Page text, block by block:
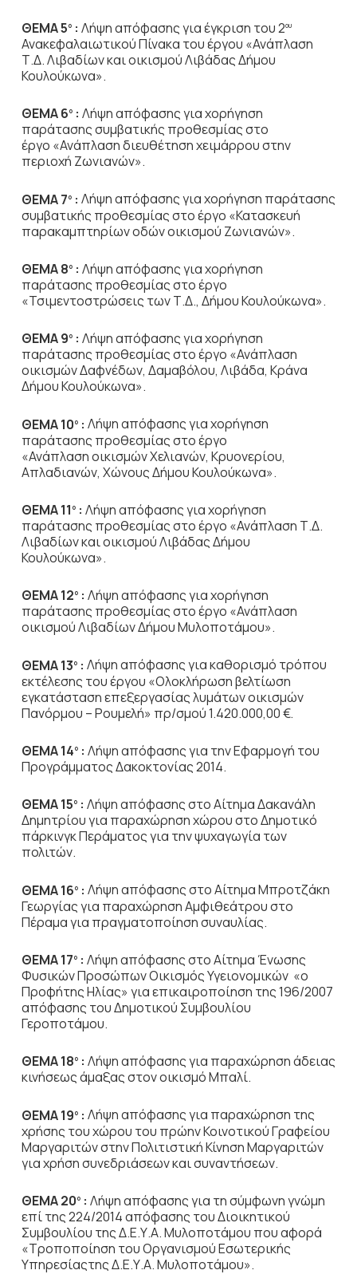
ΘΕΜΑ 5ο: Λήψη απόφασης για έγκριση του 2ου
Ανακεφαλαιωτικού Πίνακα του έργου «Ανάπλαση
Τ.Δ. Λιβαδίων και οικισμού Λιβάδας Δήμου
Κουλούκωνα».
ΘΕΜΑ 6ο: Λήψη απόφασης για χορήγηση
παράτασης συμβατικής προθεσμίας στο
έργο «Ανάπλαση διευθέτηση χειμάρρου στην
περιοχή Ζωνιανών».
ΘΕΜΑ 7ο: Λήψη απόφασης για χορήγηση παράτασης
συμβατικής προθεσμίας στο έργο «Κατασκευή
παρακαμπτηρίων οδών οικισμού Ζωνιανών».
ΘΕΜΑ 8ο: Λήψη απόφασης για χορήγηση
παράτασης προθεσμίας στο έργο
«Τσιμεντοστρώσεις των Τ.Δ., Δήμου Κουλούκωνα».
ΘΕΜΑ 9ο: Λήψη απόφασης για χορήγηση
παράτασης προθεσμίας στο έργο «Ανάπλαση
οικισμών Δαφνέδων, Δαμαβόλου, Λιβάδα, Κράνα
Δήμου Κουλούκωνα».
ΘΕΜΑ 10ο: Λήψη απόφασης για χορήγηση
παράτασης προθεσμίας στο έργο
«Ανάπλασηοικισμών Χελιανών, Κρυονερίου,
Απλαδιανών, Χώνους Δήμου Κουλούκωνα».
ΘΕΜΑ 11 ο: Λήψη απόφασης για χορήγηση
παράτασης προθεσμίας στο έργο «Ανάπλαση Τ.Δ.
Λιβαδίων και οικισμού Λιβάδας Δήμου
Κουλούκωνα».
ΘΕΜΑ 12ο: Λήψη απόφασης για χορήγηση
παράτασης προθεσμίας στο έργο «Ανάπλαση
οικισμού Λιβαδίων Δήμου Μυλοποτάμου».
ΘΕΜΑ 13ο: Λήψη απόφασης για καθορισμό τρόπου
εκτέλεσης του έργου «Ολοκλήρωσηβελτίωση
εγκατάσταση επεξεργασίας λυμάτων οικισμών
Πανόρμου – Ρουμελή» πρ/σμού 1.420.000,00 €.
ΘΕΜΑ 14ο: Λήψη απόφασης για την Εφαρμογή του
Προγράμματος Δακοκτονίας 2014.
ΘΕΜΑ 15ο: Λήψη απόφασης στο Αίτημα Δακανάλη
Δημητρίου για παραχώρηση χώρουστο Δημοτικό
πάρκινγκΠεράματος για την ψυχαγωγία των
πολιτών.
ΘΕΜΑ 16ο: Λήψη απόφασης στο Αίτημα Μπροτζάκη
Γεωργίας για παραχώρησηΑμφιθεάτρου στο
Πέραμα για πραγματοποίηση συναυλίας.
ΘΕΜΑ 17ο: Λήψη απόφασης στο Αίτημα Ένωσης
Φυσικών Προσώπων ΟικισμόςΥγειονομικών «ο
Προφήτης Ηλίας» για επικαιροποίηση της 196/2007
απόφασης του Δημοτικού Συμβουλίου
Γεροποτάμου.
ΘΕΜΑ 18ο: Λήψη απόφασης για παραχώρηση άδειας
κινήσεως άμαξας στον οικισμόΜπαλί.
ΘΕΜΑ 19ο: Λήψη απόφασης για παραχώρηση της
χρήσης του χώρου του πρώηνΚοινοτικού Γραφείου
Μαργαριτών στην Πολιτιστική Κίνηση Μαργαριτών
για χρήση συνεδριάσεων και συναντήσεων.
ΘΕΜΑ 20ο: Λήψη απόφασης για τη σύμφωνη γνώμη
επί της 224/2014 απόφασης τουΔιοικητικού
Συμβουλίου της Δ.Ε.Υ.Α. Μυλοποτάμου που αφορά
«Τροποποίηση του Οργανισμού Εσωτερικής
Υπηρεσίαςτης Δ.Ε.Υ.Α. Μυλοποτάμου».